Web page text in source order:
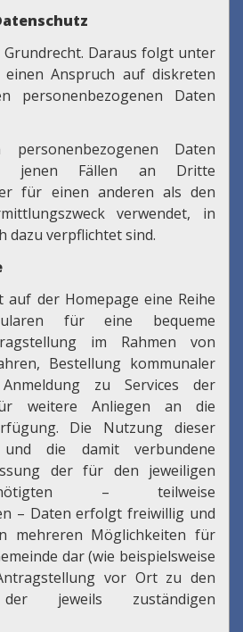
Daraus folgt unter
einen Anspruch auf diskreten
personenbezogenen Daten
personenbezogenen Daten
jenen Fällen an Dritte
für einen anderen als den
verwendet, in
dazu verpflichtet sind.
auf der Homepage eine Reihe
für eine bequeme
im Rahmen von
Bestellung kommunaler
Anmeldung zu Services der
weitere Anliegen an die
Die Nutzung dieser
und die damit verbundene
der für den jeweiligen
– teilweise
– Daten erfolgt freiwillig und
mehreren Möglichkeiten für
dar (wie beispielsweise
vor Ort zu den
der jeweils zuständigen